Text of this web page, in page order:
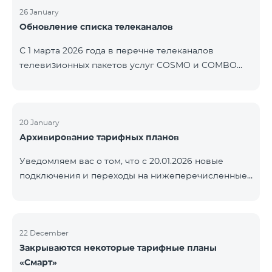
контролем нашей компании. В настоящее время
точные сроки восстановления услуг неизвестны.
предоставлена по мере изменения ситуации.
Благодарим за понимание.
26 January
Обновление списка телеканалов
С 1 марта 2026 года в перечне телеканалов
телевизионных пакетов услуг COSMO и COMBO
только в тех регионах, где их трансляция является
обязательной. Данные изменения реализуются в
телевизионной платформы и полностью
соответствуют нормам местного вещания.
20 January
Архивирование тарифных планов
Уведомляем вас о том, что с 20.01.2026 новые
подключения и переходы на нижеперечисленные
22 December
Закрываются некоторые тарифные планы
«Смарт»